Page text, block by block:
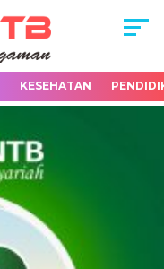
KESEHATAN